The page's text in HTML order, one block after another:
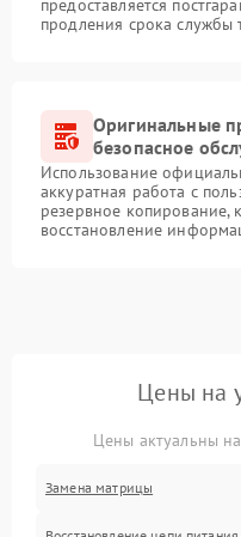
предоставляется
продления срока службы
Оригинальные
безопасное
Использование
аккуратная работа с
резервное копирование,
восстановление
Цены на
Цены актуальны
Замена матрицы